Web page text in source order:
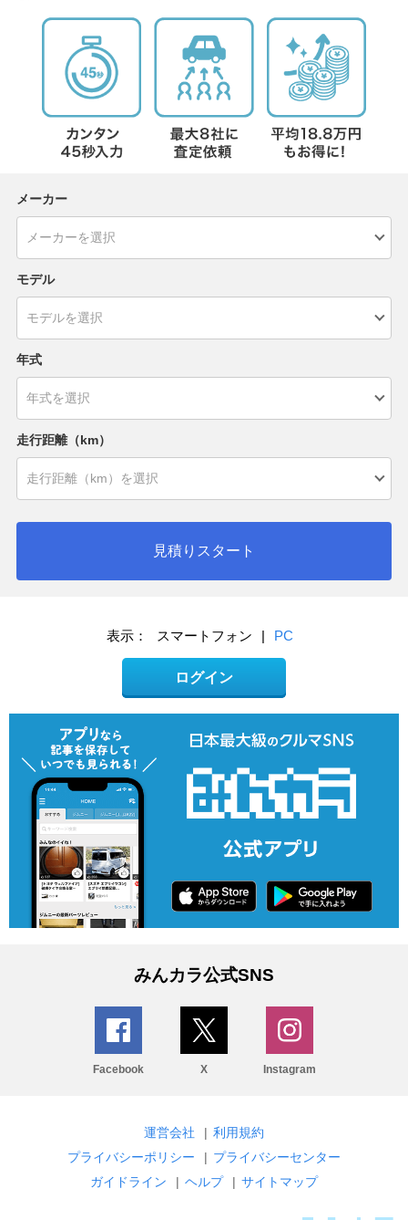
メーカー
モデル
年式
走行距離（km）
見積りスタート
表示： スマートフォン PC
ログイン
みんカラ公式SNS
Facebook X Instagram
運営会社 | 利用規約
プライバシーポリシー
| プライバシーセンター
ガイドライン
| ヘルプ | サイトマップ